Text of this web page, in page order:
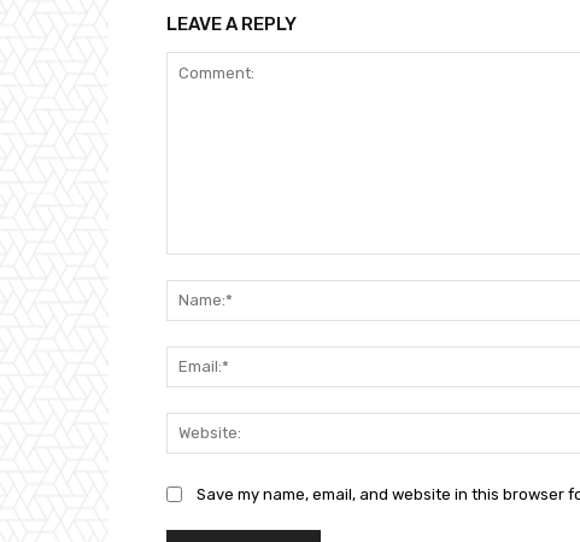
LEAVE A REPLY
Save my name, email, and website in this browser